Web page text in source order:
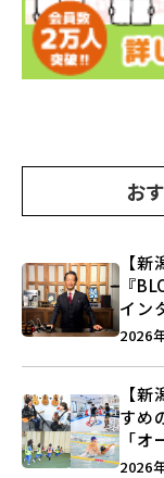
お
【
『
イン
つく
2026
【
すめ
「
キッ
2026